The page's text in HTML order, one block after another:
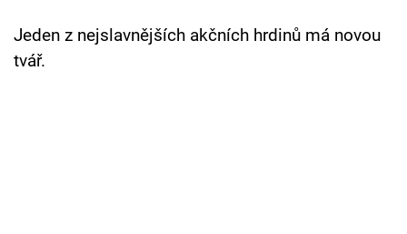
Jeden z nejslavnějších akčních hrdinů má novou
tvář.